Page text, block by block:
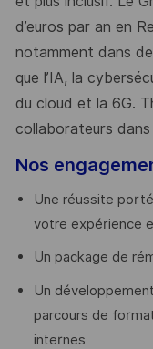
d’euros par an en
notamment dans
que l’IA, la
du cloud et la 6G.
collaborateurs
Nos
Une réussite
votre expérience
Un package de
Un
parcours de
internes